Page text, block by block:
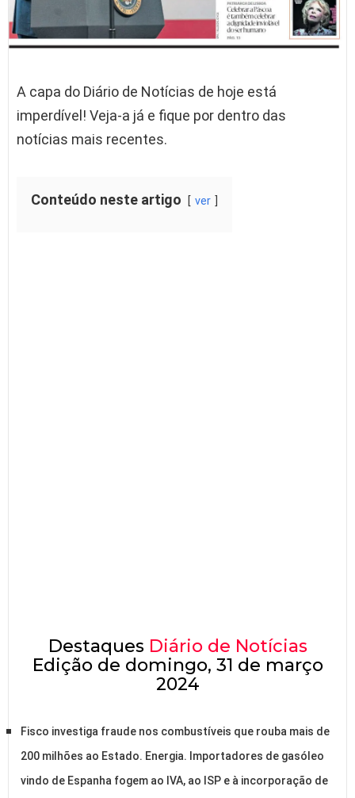
A capa do Diário de Notícias de hoje está
imperdível! Veja-a já e fique por dentro das
notícias mais recentes.
Conteúdo neste artigo ver
Destaques Diário de Notícias
Edição de domingo, 31 de março
2024
Fisco investiga fraude nos combustíveis que rouba mais de
200 milhões ao Estado. Energia. Importadores de gasóleo
vindo de Espanha fogem ao IVA, ao ISP e à incorporação de